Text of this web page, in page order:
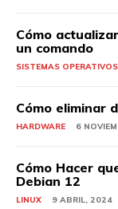
Cómo
un comando
SISTEMAS OPERATIVOS
Cómo eliminar
HARDWARE 6
Cómo Hacer
Debian 12
LINUX 9 ABRIL, 2024